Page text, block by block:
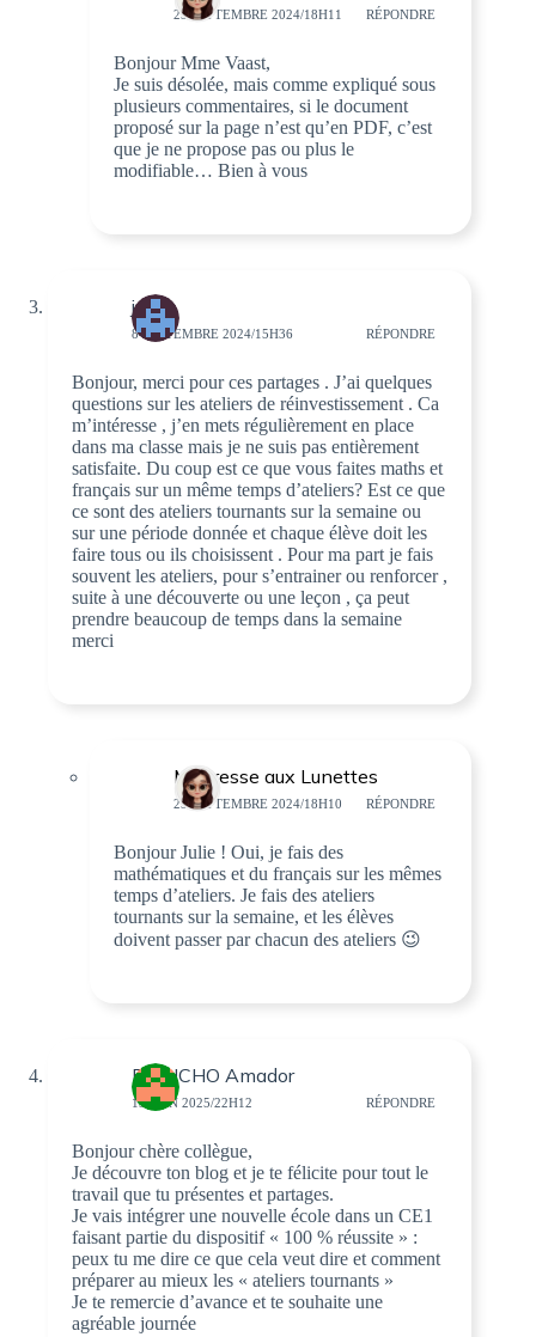
29 SEPTEMBRE 2024/18H11 RÉPONDRE
Bonjour Mme Vaast,
Je suis désolée, mais comme expliqué sous
plusieurs commentaires, si le document
proposé sur la page n’est qu’en PDF, c’est
que je ne propose pas ou plus le
modifiable… Bien à vous
julie
8 SEPTEMBRE 2024/15H36 RÉPONDRE
Bonjour, merci pour ces partages . J’ai quelques
questions sur les ateliers de réinvestissement . Ca
m’intéresse , j’en mets régulièrement en place
dans ma classe mais je ne suis pas entièrement
satisfaite. Du coup est ce que vous faites maths et
français sur un même temps d’ateliers? Est ce que
ce sont des ateliers tournants sur la semaine ou
sur une période donnée et chaque élève doit les
faire tous ou ils choisissent . Pour ma part je fais
souvent les ateliers, pour s’entrainer ou renforcer ,
suite à une découverte ou une leçon , ça peut
prendre beaucoup de temps dans la semaine
merci
Maîtresse aux Lunettes
29 SEPTEMBRE 2024/18H10 RÉPONDRE
Bonjour Julie ! Oui, je fais des
mathématiques et du français sur les mêmes
temps d’ateliers. Je fais des ateliers
tournants sur la semaine, et les élèves
doivent passer par chacun des ateliers 😉
RIANCHO Amador
19 JUIN 2025/22H12 RÉPONDRE
Bonjour chère collègue,
Je découvre ton blog et je te félicite pour tout le
travail que tu présentes et partages.
Je vais intégrer une nouvelle école dans un CE1
faisant partie du dispositif « 100 % réussite » :
peux tu me dire ce que cela veut dire et comment
préparer au mieux les « ateliers tournants »
Je te remercie d’avance et te souhaite une
agréable journée